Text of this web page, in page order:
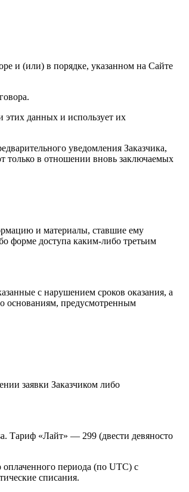
и (или) в порядке, указанном на Сайте
этих данных и использует их
уведомления Заказчика,
только в отношении вновь заключаемых
и материалы, ставшие ему
форме доступа каким-либо третьим
с нарушением сроков оказания, а
основаниям, предусмотренным
заявки Заказчиком либо
Тариф «Лайт» — 299 (двести девяносто
периода (по UTC) с
списания.